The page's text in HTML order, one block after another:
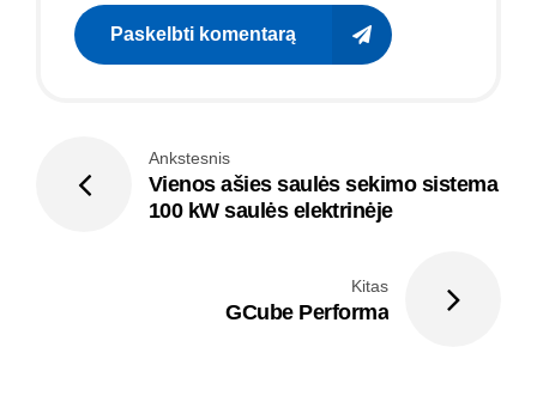
Paskelbti komentarą
Ankstesnis
Vienos ašies saulės sekimo sistema
100 kW saulės elektrinėje
Kitas
GCube Performa